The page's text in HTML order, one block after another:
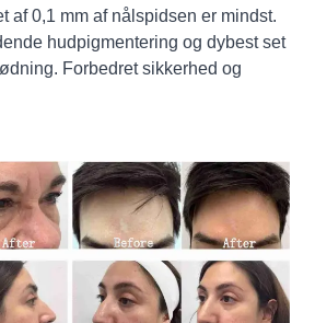
af 0,1 mm af nålspidsen er mindst.
hudpigmentering og dybest set
Forbedret sikkerhed og